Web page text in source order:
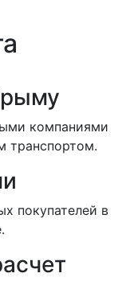
компаниями
транспортом.
покупателей в